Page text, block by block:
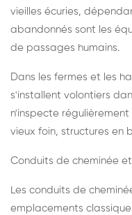
vieilles écuries,
abandonnés sont les
de passages humains.
Dans les fermes et les
s'installent volontiers
n'inspecte
vieux foin, structures en
Conduits de cheminée
Les conduits de
emplacements